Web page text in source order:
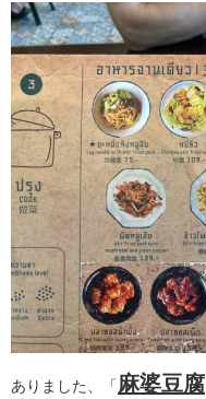
ありました、「 麻婆豆腐